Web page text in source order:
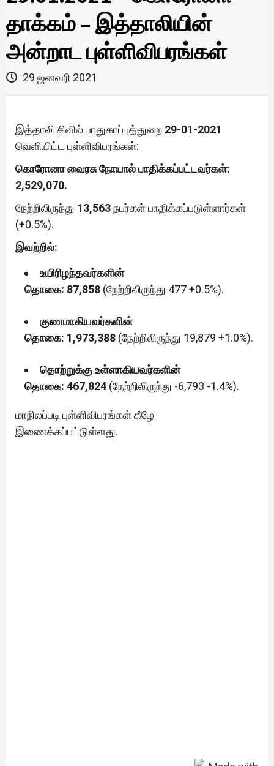
தாக்கம் – இத்தாலியின்
அன்றாட புள்ளிவிபரங்கள்
29 ஜனவரி 2021
இத்தாலி சிவில் பாதுகாப்புத்துறை 29-01-2021
வெளியிட்ட புள்ளிவிபரங்கள்:
கொரோனா வைரசு நோயால் பாதிக்கப்பட்டவர்கள்:
2,529,070.
நேற்றிலிருந்து 13,563நபர்கள் பாதிக்கப்படுள்ளார்கள்
(+0.5%).
இவற்றில்:
உயிரிழந்தவர்களின்
தொகை: 87,858 (நேற்றிலிருந்து 477 +0.5%).
குணமாகியவர்களின்
தொகை: 1,973,388 (நேற்றிலிருந்து 19,879 +1.0%).
தொற்றுக்கு உள்ளாகியவர்களின்
தொகை: 467,824 (நேற்றிலிருந்து -6,793 -1.4%).
மாநிலப்படி புள்ளிவிபரங்கள் கீழே
இணைக்கப்பட்டுள்ளது.